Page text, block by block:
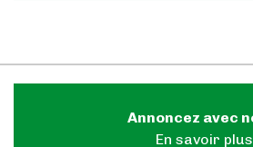
Annoncez avec
En savoir plus